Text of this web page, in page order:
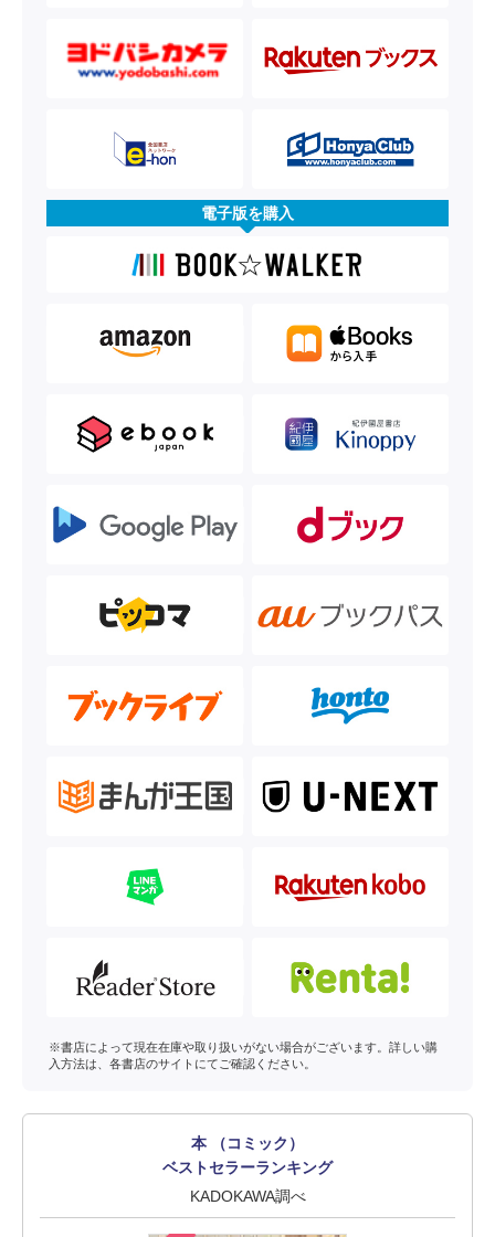
電子版を購入
※書店によって現在在庫や取り扱いがない場合がございます。詳しい購
入方法は、各書店のサイトにてご確認ください。
本 （コミック）
ベストセラーランキング
KADOKAWA調べ